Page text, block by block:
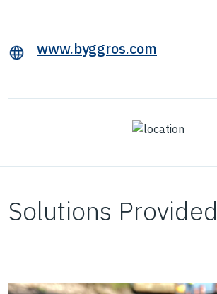
www.byggros.com
Solutions Provided